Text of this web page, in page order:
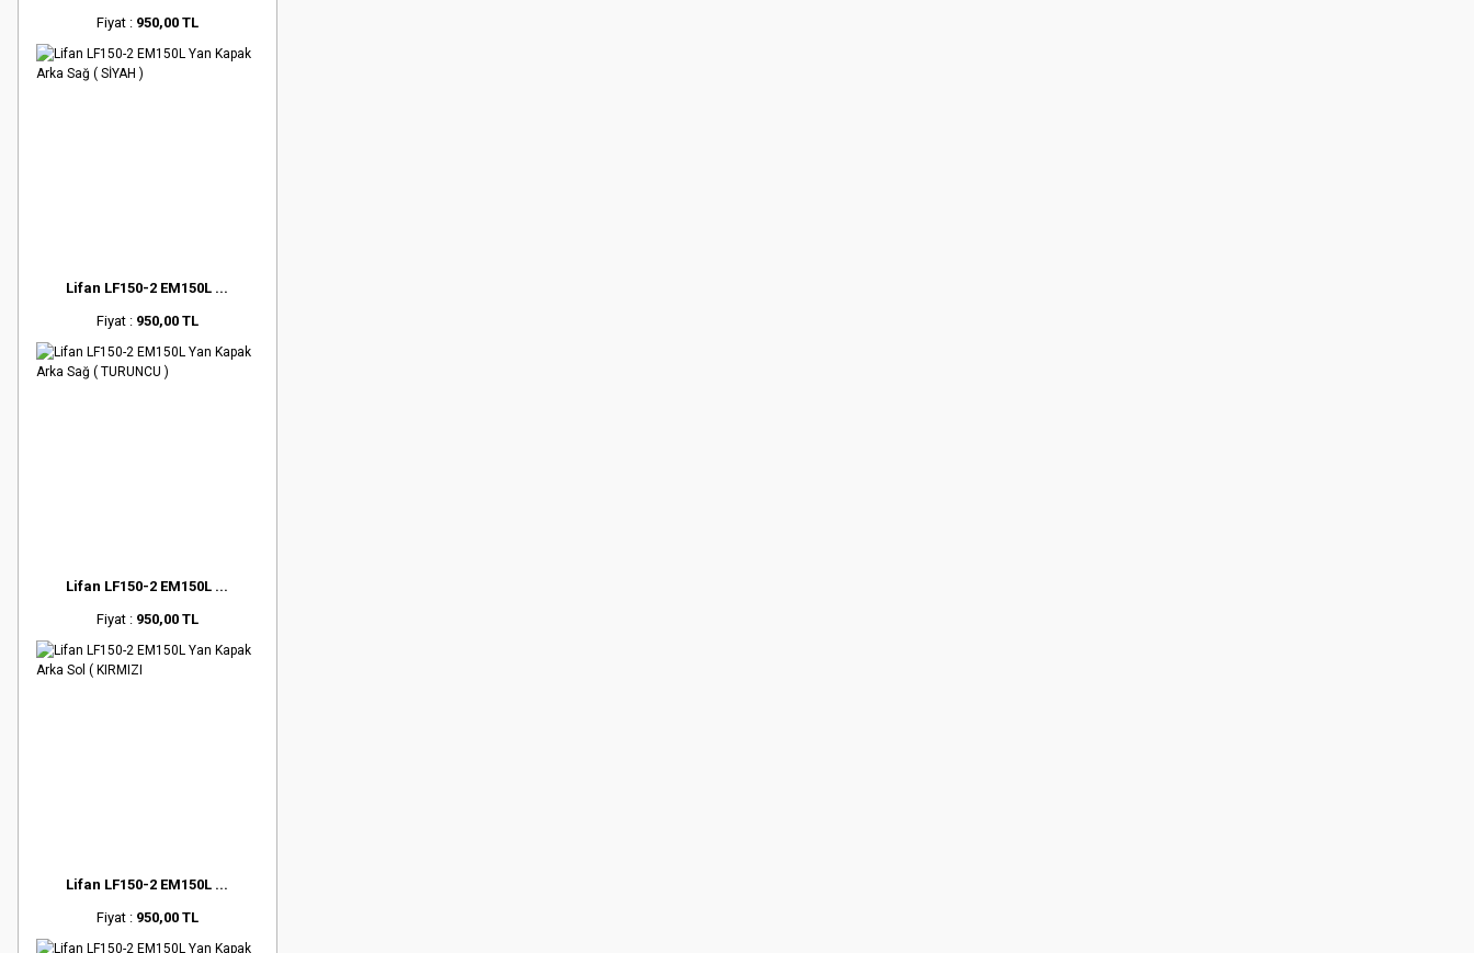
Fiyat : 950,00 TL
Lifan LF150-2 EM150L ...
Fiyat : 950,00 TL
Lifan LF150-2 EM150L ...
Fiyat : 950,00 TL
Lifan LF150-2 EM150L ...
Fiyat : 950,00 TL